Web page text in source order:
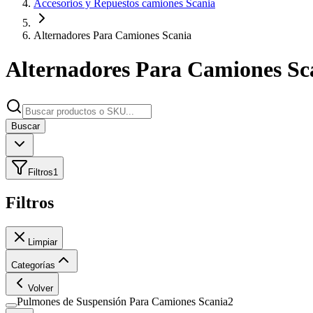
Accesorios y Repuestos camiones Scania
Alternadores Para Camiones Scania
Alternadores Para Camiones
Buscar
Filtros1
Filtros
Limpiar
Categorías
Volver
Pulmones de Suspensión Para Camiones Scania2